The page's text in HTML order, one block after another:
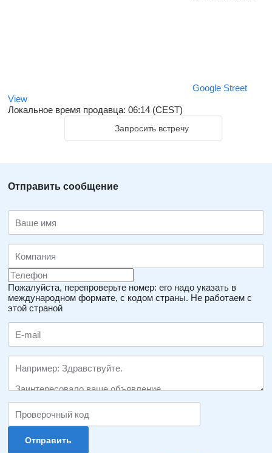
Google Street
View
Локальное время продавца: 06:14 (CEST)
Запросить встречу
Отправить сообщение
Пожалуйста, перепроверьте номер: его надо указать в
международном формате, с кодом страны. Не работаем с
этой страной